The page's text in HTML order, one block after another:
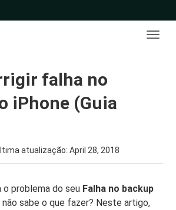
falha no
iPhone (Guia
atualização:April 28, 2018
problema do seu Falha no backup
sabe o que fazer? Neste artigo,